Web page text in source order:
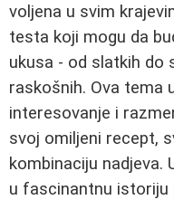
voljena u svim
testa koji mogu da
ukusa - od slatkih do
raskošnih. Ova tema
interesovanje i
svoj omiljeni recept,
kombinaciju nadjeva.
u fascinantnu istoriju